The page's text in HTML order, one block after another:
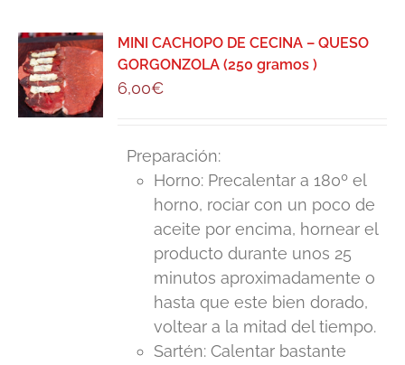
MINI CACHOPO DE CECINA – QUESO
GORGONZOLA (250 gramos )
6,00€
Preparación:
Horno: Precalentar a 180º el
horno, rociar con un poco de
aceite por encima, hornear el
producto durante unos 25
minutos aproximadamente o
hasta que este bien dorado,
voltear a la mitad del tiempo.
Sartén: Calentar bastante